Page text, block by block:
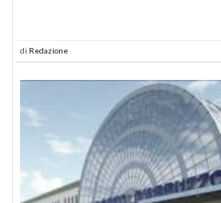
di Redazione